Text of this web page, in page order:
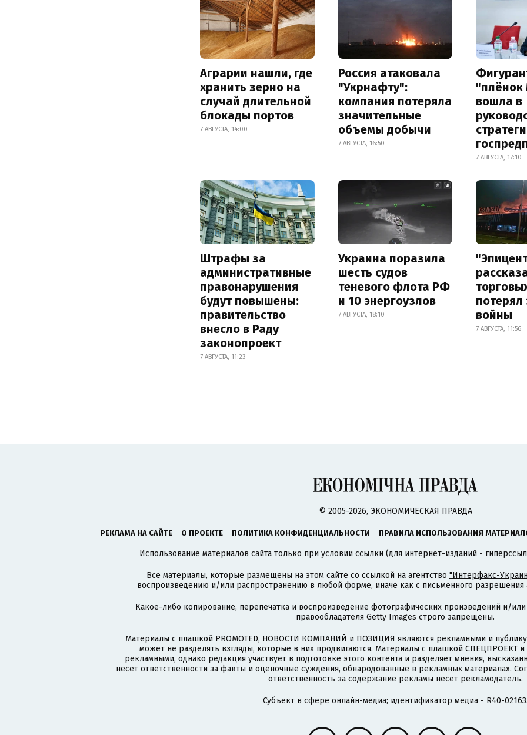
Аграрии нашли, где
хранить зерно на
случай длительной
блокады портов
7 АВГУСТА, 14:00
Россия атаковала
"Укрнафту":
компания потеряла
значительные
объемы добычи
7 АВГУСТА, 16:50
вошла в
7 АВГУСТА, 17:10
Штрафы за
административные
правонарушения
будут повышены:
правительство
внесло в Раду
законопроект
7 АВГУСТА, 11:23
Украина поразила
шесть судов
теневого флота РФ
и 10 энергоузлов
7 АВГУСТА, 18:10
потерял
войны
7 АВГУСТА, 11:56
© 2005-2026, ЭКОНОМИЧЕСКАЯ ПРАВДА
РЕКЛАМА НА САЙТЕ О ПРОЕКТЕ ПОЛИТИКА КОНФИДЕНЦИАЛЬНОСТИ ПРАВИЛА ИСПОЛЬЗОВАНИЯ
Использование материалов сайта только при условии ссылки (для интернет-изданий -
Все материалы, которые размещены на этом сайте со ссылкой на агентство "Интерфакс-
воспроизведению и/или распространению в любой форме, иначе как с письменного разрешения
Какое-либо копирование, перепечатка и воспроизведение фотографических произведений и/
правообладателя Getty Images строго запрещены.
Материалы с плашкой PROMOTED, НОВОСТИ КОМПАНИЙ и ПОЗИЦИЯ являются рекламными и
может не разделять взгляды, которые в них продвигаются. Материалы с плашкой СПЕЦПРОЕКТ
рекламными, однако редакция участвует в подготовке этого контента и разделяет мнения,
несет ответственности за факты и оценочные суждения, обнародованные в рекламных материалах.
ответственность за содержание рекламы несет рекламодатель.
Субъект в сфере онлайн-медиа; идентификатор медиа - R40-02163.